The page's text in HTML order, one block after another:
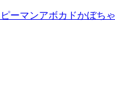
ピーマンアボカドかぼちゃ